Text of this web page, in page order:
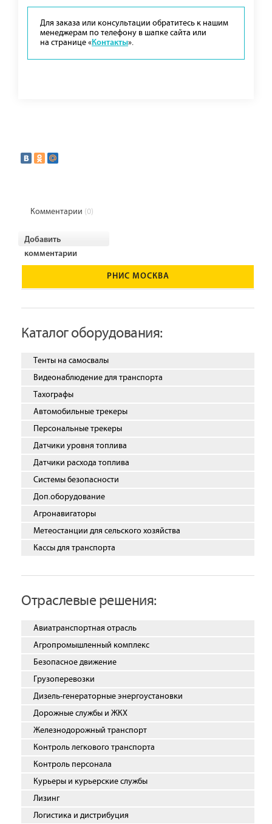
Для заказа или консультации обратитесь к нашим
менеджерам по телефону в шапке сайта или
на странице «Контакты».
Комментарии (0)
Добавить
комментарии
РНИС МОСКВА
Каталог оборудования:
Тенты на самосвалы
Видеонаблюдение для транспорта
Тахографы
Автомобильные трекеры
Персональные трекеры
Датчики уровня топлива
Датчики расхода топлива
Системы безопасности
Доп.оборудование
Агронавигаторы
Метеостанции для сельского хозяйства
Кассы для транспорта
Отраслевые решения:
Авиатранспортная отрасль
Агропромышленный комплекс
Безопасное движение
Грузоперевозки
Дизель-генераторные энергоустановки
Дорожные службы и ЖКХ
Железнодорожный транспорт
Контроль легкового транспорта
Контроль персонала
Курьеры и курьерские службы
Лизинг
Логистика и дистрибуция